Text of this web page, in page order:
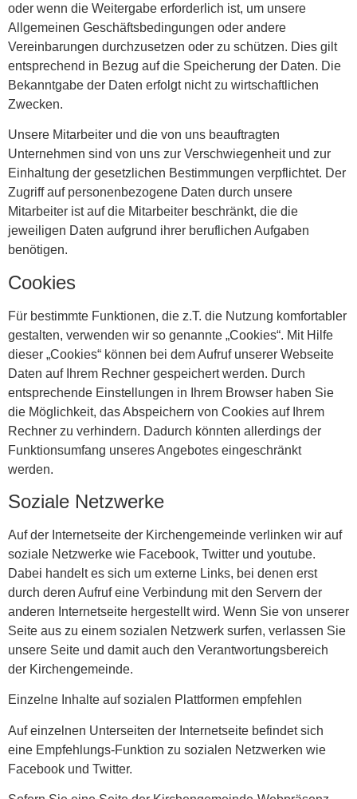
oder wenn die Weitergabe erforderlich ist, um unsere
Allgemeinen Geschäftsbedingungen oder andere
Vereinbarungen durchzusetzen oder zu schützen. Dies gilt
entsprechend in Bezug auf die Speicherung der Daten. Die
Bekanntgabe der Daten erfolgt nicht zu wirtschaftlichen
Zwecken.
Unsere Mitarbeiter und die von uns beauftragten
Unternehmen sind von uns zur Verschwiegenheit und zur
Einhaltung der gesetzlichen Bestimmungen verpflichtet. Der
Zugriff auf personenbezogene Daten durch unsere
Mitarbeiter ist auf die Mitarbeiter beschränkt, die die
jeweiligen Daten aufgrund ihrer beruflichen Aufgaben
benötigen.
Cookies
Für bestimmte Funktionen, die z.T. die Nutzung komfortabler
gestalten, verwenden wir so genannte „Cookies“. Mit Hilfe
dieser „Cookies“ können bei dem Aufruf unserer Webseite
Daten auf Ihrem Rechner gespeichert werden. Durch
entsprechende Einstellungen in Ihrem Browser haben Sie
die Möglichkeit, das Abspeichern von Cookies auf Ihrem
Rechner zu verhindern. Dadurch könnten allerdings der
Funktionsumfang unseres Angebotes eingeschränkt
werden.
Soziale Netzwerke
Auf der Internetseite der Kirchengemeinde verlinken wir auf
soziale Netzwerke wie Facebook, Twitter und youtube.
Dabei handelt es sich um externe Links, bei denen erst
durch deren Aufruf eine Verbindung mit den Servern der
anderen Internetseite hergestellt wird. Wenn Sie von unserer
Seite aus zu einem sozialen Netzwerk surfen, verlassen Sie
unsere Seite und damit auch den Verantwortungsbereich
der Kirchengemeinde.
Einzelne Inhalte auf sozialen Plattformen empfehlen
Auf einzelnen Unterseiten der Internetseite befindet sich
eine Empfehlungs-Funktion zu sozialen Netzwerken wie
Facebook und Twitter.